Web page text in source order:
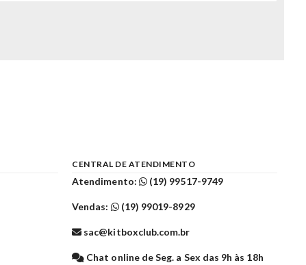
CENTRAL DE ATENDIMENTO
Atendimento: (19) 99517-9749
Vendas: (19) 99019-8929
sac@kitboxclub.com.br
Chat online de Seg. a Sex das 9h às 18h